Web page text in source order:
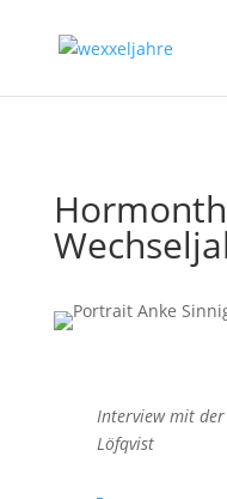
Interview mit
Löfqvist